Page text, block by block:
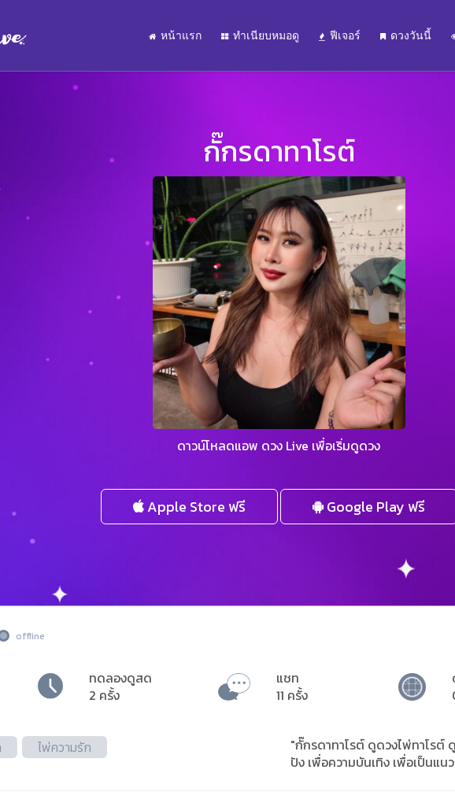
หน้าแรก ทำเนียบหมอดู ฟีเจอร์ ดวงวันนี้
กั๊กรดาทาโรต์
ดาวน์โหลดแอพ ดวง Live เพื่อเริ่มดูดวง
Apple Store ฟรี Google Play ฟรี
offline
ทดลองดูสด
2 ครั้ง
แชท
11 ครั้ง
ไพ่ความรัก
"กั๊กรดาทาโรต์ ดูดวงไพ่ทาโรต์
ปัง เพื่อความบันเทิง เพื่อเป็นแน